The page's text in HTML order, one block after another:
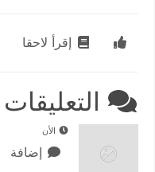
إقرأ لاحقا
التعليقات
الأن
إضافة